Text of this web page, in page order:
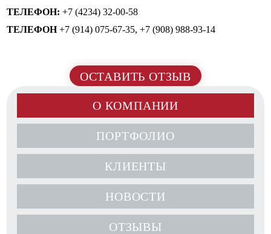
ТЕЛЕФОН: +7 (4234) 32-00-58
ТЕЛЕФОН+7 (914) 075-67-35, +7 (908) 988-93-14
ОСТАВИТЬ ОТЗЫВ
О КОМПАНИИ
ПОРТФОЛИО
КЛИЕНТЫ
НОВОСТИ
ОТЗЫВЫ